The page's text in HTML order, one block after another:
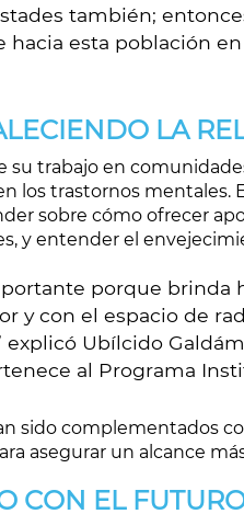
también;
esta población
LA
su trabajo en
los trastornos
sobre cómo ofrecer
y entender el
porque brinda
y con el espacio de
explicó Ubílcido
al Programa
sido complementados
asegurar un alcance
CON EL